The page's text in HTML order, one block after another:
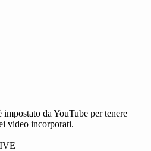
impostato da YouTube per tenere
video incorporati.